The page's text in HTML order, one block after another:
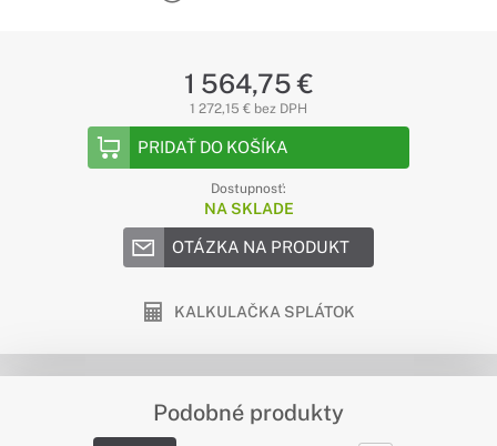
1 564,75 €
1 272,15 € bez DPH
PRIDAŤ DO KOŠÍKA
Dostupnosť:
NA SKLADE
OTÁZKA NA PRODUKT
KALKULAČKA SPLÁTOK
Podobné produkty